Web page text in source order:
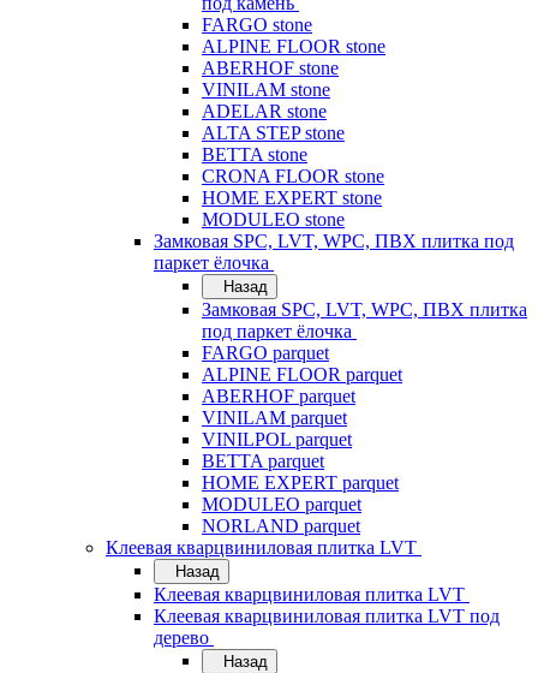
FARGO stone
ALPINE FLOOR stone
ABERHOF stone
VINILAM stone
ADELAR stone
ALTA STEP stone
BETTA stone
CRONA FLOOR stone
HOME EXPERT stone
MODULEO stone
Замковая SPC, LVT, WPC, ПВХ плитка под
паркет ёлочка
Назад
Замковая SPC, LVT, WPC, ПВХ плитка
под паркет ёлочка
FARGO parquet
ALPINE FLOOR parquet
ABERHOF parquet
VINILAM parquet
VINILPOL parquet
BETTA parquet
HOME EXPERT parquet
MODULEO parquet
NORLAND parquet
Клеевая кварцвиниловая плитка LVT
Назад
Клеевая кварцвиниловая плитка LVT
Клеевая кварцвиниловая плитка LVT под
дерево
Назад